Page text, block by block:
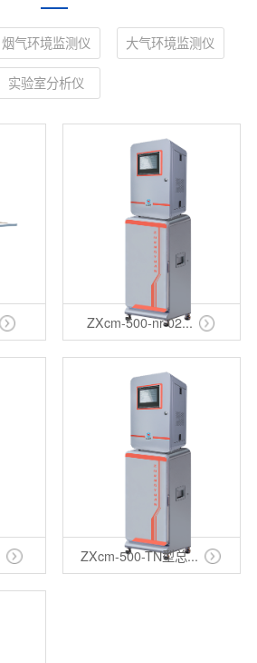
烟气环境监测仪 大气环境监测仪
实验室分析仪
ZXcm-500-nr-02...
ZXcm-500-TN型总...